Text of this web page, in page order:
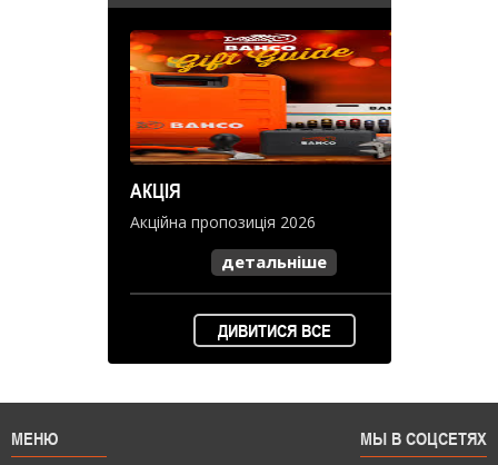
АКЦІЯ
Акційна пропозиція 2026
детальніше
ДИВИТИСЯ ВСЕ
МЕНЮ
МЫ В СОЦСЕТЯХ